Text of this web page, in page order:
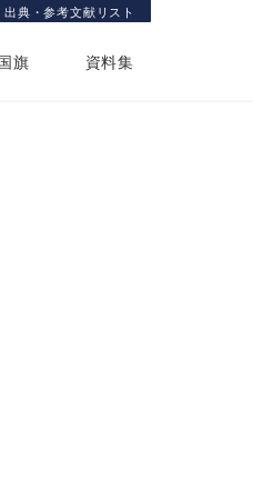
出典・参考文献リスト
旗 資料集